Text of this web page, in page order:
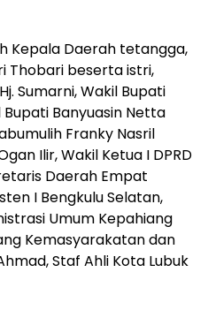
Kepala Daerah tetangga,
Thobari beserta istri,
Sumarni, Wakil Bupati
Bupati Banyuasin Netta
Franky Nasril
Ilir, Wakil Ketua I DPRD
Daerah Empat
I Bengkulu Selatan,
Umum Kepahiang
Kemasyarakatan dan
Staf Ahli Kota Lubuk